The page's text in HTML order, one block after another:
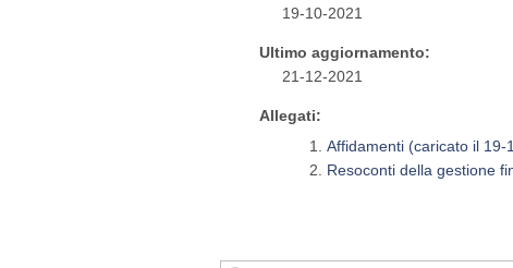
19-10-2021
Ultimo aggiornamento:
21-12-2021
Allegati:
Affidamenti (caricato il 19-
Resoconti della gestione